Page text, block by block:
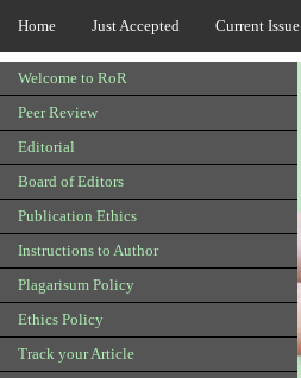
Home Just Accepted Current Issue
Welcome to RoR
Peer Review
Editorial
Board of Editors
Publication Ethics
Instructions to Author
Plagarisum Policy
Ethics Policy
Track your Article